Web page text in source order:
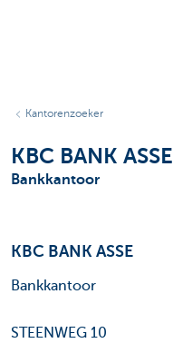
Kantorenzoeker
KBC BANK ASSE
Bankkantoor
KBC BANK ASSE
Bankkantoor
STEENWEG 10